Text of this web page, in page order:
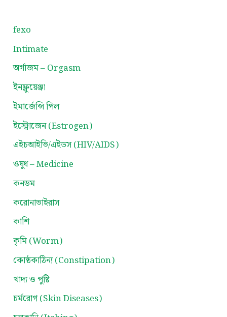
fexo
Intimate
অর্গাজম – Orgasm
ইনফ্লুয়েঞ্জা
ইমার্জেন্সি পিল
ইস্ট্রোজেন (Estrogen)
এইচআইভি/এইডস (HIV/AIDS)
ওষুধ – Medicine
কনডম
করোনাভাইরাস
কাশি
কৃমি (Worm)
কোষ্ঠকাঠিন্য (Constipation)
খাদ্য ও পুষ্টি
চর্মরোগ (Skin Diseases)